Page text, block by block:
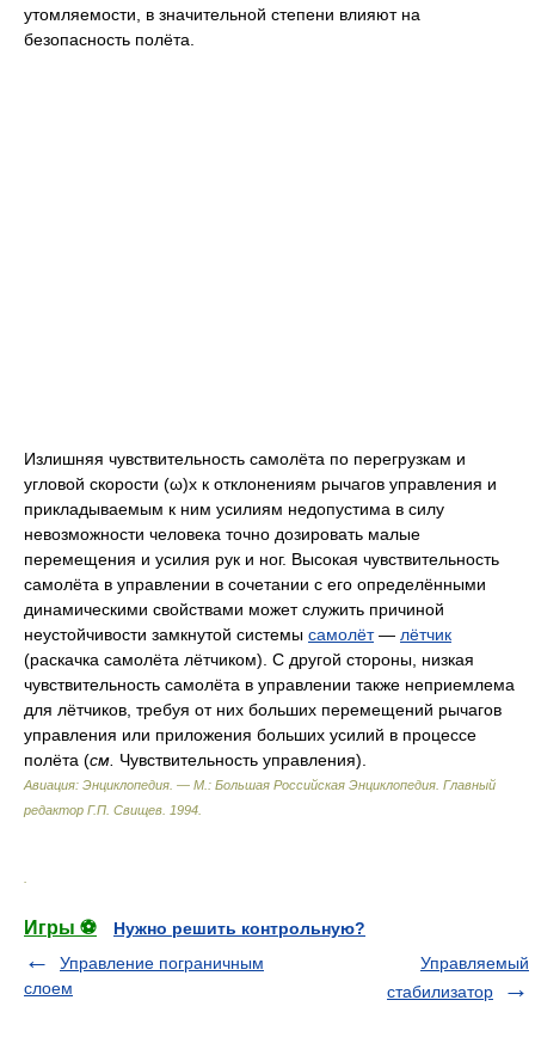
утомляемости, в значительной степени влияют на
безопасность полёта.
Излишняя чувствительность самолёта по перегрузкам и
угловой скорости (ω)x к отклонениям рычагов управления и
прикладываемым к ним усилиям недопустима в силу
невозможности человека точно дозировать малые
перемещения и усилия рук и ног. Высокая чувствительность
самолёта в управлении в сочетании с его определёнными
динамическими свойствами может служить причиной
неустойчивости замкнутой системы самолёт— лётчик
(раскачка самолёта лётчиком). С другой стороны, низкая
чувствительность самолёта в управлении также неприемлема
для лётчиков, требуя от них больших перемещений рычагов
управления или приложения больших усилий в процессе
полёта (см. Чувствительность управления).
Авиация: Энциклопедия. — М.: Большая Российская Энциклопедия Главный
редактор Г.П. Свищев 1994
Игры ⚽
Нужно решить контрольную?
Управление пограничным
слоем
Управляемый
стабилизатор